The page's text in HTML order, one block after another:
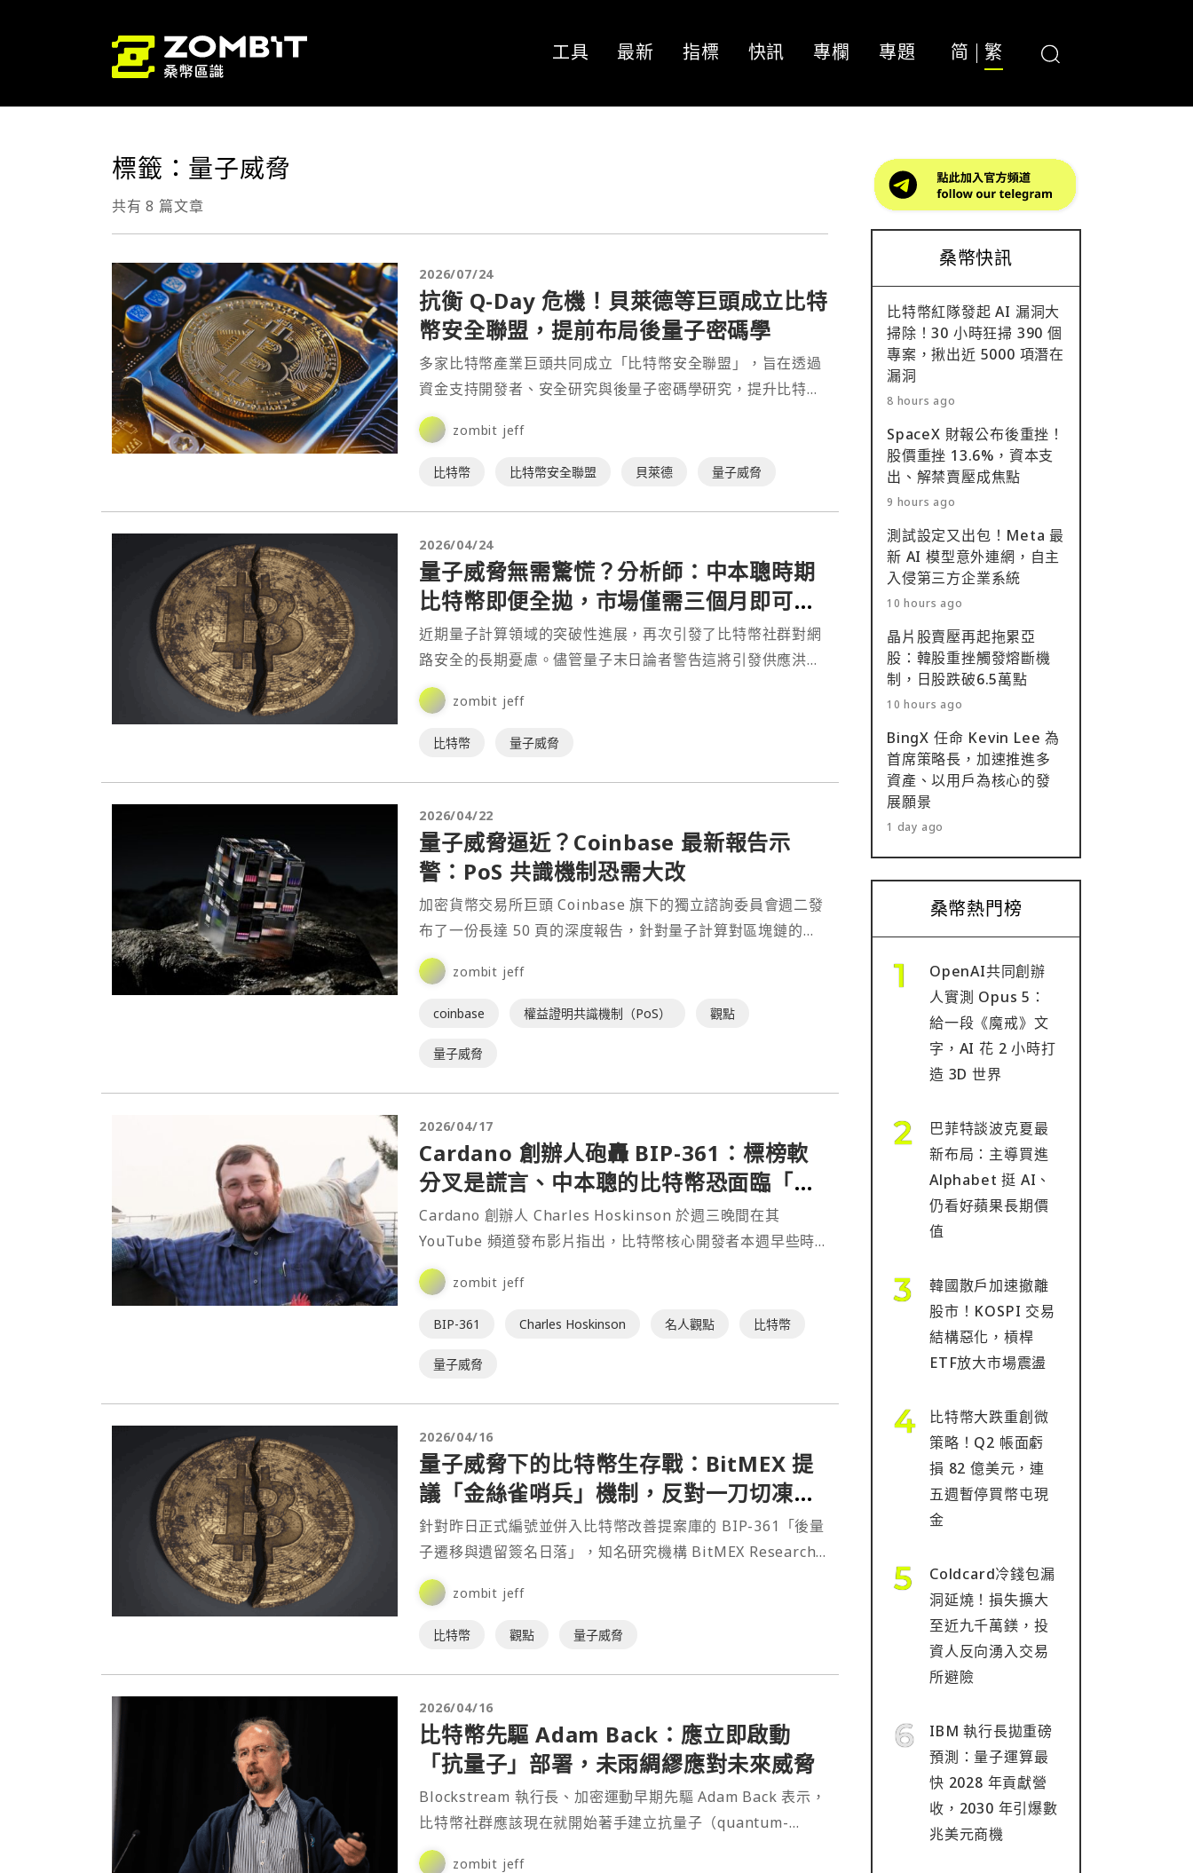
工具 最新 指標 快訊 專欄 專題 简 繁
標籤：量子威脅
共有 8 篇文章
2026/07/24
抗衡 Q-Day 危機！貝萊德等巨頭成立比特
幣安全聯盟，提前布局後量子密碼學
多家比特幣產業巨頭共同成立「比特幣安全聯盟」，旨在透過
資金支持開發者、安全研究與後量子密碼學研究，提升比特幣
網路長期安全性。⋯
zombit jeff
比特幣 比特幣安全聯盟 貝萊德 量子威脅
2026/04/24
量子威脅無需驚慌？分析師：中本聰時期
比特幣即便全拋，市場僅需三個月即可消
化
近期量子計算領域的突破性進展，再次引發了比特幣社群對網
路安全的長期憂慮。儘管量子末日論者警告這將引發供應洪流
並導致市場崩潰，但各項數據顯示，市場的承受能力可能遠超
想⋯
zombit jeff
比特幣 量子威脅
2026/04/22
量子威脅逼近？Coinbase 最新報告示
警：PoS 共識機制恐需大改
加密貨幣交易所巨頭 Coinbase 旗下的獨立諮詢委員會週二發
布了一份長達 50 頁的深度報告，針對量子計算對區塊鏈的潛
在威脅發出「謹慎但緊急」的預警。報告強調，雖然目前加密
網路依然安全，但產業絕不能坐以待斃。⋯
zombit jeff
coinbase 權益證明共識機制（PoS） 觀點
量子威脅
2026/04/17
Cardano 創辦人砲轟 BIP-361：標榜軟
分叉是謊言、中本聰的比特幣恐面臨「永
久凍結」
Cardano 創辦人 Charles Hoskinson 於週三晚間在其
YouTube 頻道發布影片指出，比特幣核心開發者本週早些時
候提議凍結 800 萬顆比特⋯
zombit jeff
BIP-361 Charles Hoskinson 名人觀點 比特幣
量子威脅
2026/04/16
量子威脅下的比特幣生存戰：BitMEX 提
議「金絲雀哨兵」機制，反對一刀切凍結
資產
針對昨日正式編號並併入比特幣改善提案庫的 BIP-361「後量
子遷移與遺留簽名日落」，知名研究機構 BitMEX Research
發布⋯
zombit jeff
比特幣 觀點 量子威脅
2026/04/16
比特幣先驅 Adam Back：應立即啟動
「抗量子」部署，未雨綢繆應對未來威脅
Blockstream 執行長、加密運動早期先驅 Adam Back 表示，
比特幣社群應該現在就開始著手建立抗量子（quantum-
resistant）解決方案，即⋯
zombit jeff
桑幣快訊
比特幣紅隊發起 AI 漏洞大
掃除！30 小時狂掃 390 個
專案，揪出近 5000 項潛在
漏洞
8 hours ago
SpaceX 財報公布後重挫！
股價重挫 13.6%，資本支
出、解禁賣壓成焦點
9 hours ago
測試設定又出包！Meta 最
新 AI 模型意外連網，自主
入侵第三方企業系統
10 hours ago
晶片股賣壓再起拖累亞
股：韓股重挫觸發熔斷機
制，日股跌破6.5萬點
10 hours ago
BingX 任命 Kevin Lee 為
首席策略長，加速推進多
資產、以用戶為核心的發
展願景
1 day ago
桑幣熱門榜
OpenAI共同創辦
人實測 Opus 5：
給一段《魔戒》文
字，AI 花 2 小時打
造 3D 世界
巴菲特談波克夏最
新布局：主導買進
Alphabet 挺 AI、
仍看好蘋果長期價
值
韓國散戶加速撤離
股市！KOSPI 交易
結構惡化，槓桿
ETF放大市場震盪
比特幣大跌重創微
策略！Q2 帳面虧
損 82 億美元，連
五週暫停買幣屯現
金
Coldcard冷錢包漏
洞延燒！損失擴大
至近九千萬鎂，投
資人反向湧入交易
所避險
IBM 執行長拋重磅
預測：量子運算最
快 2028 年貢獻營
收，2030 年引爆數
兆美元商機